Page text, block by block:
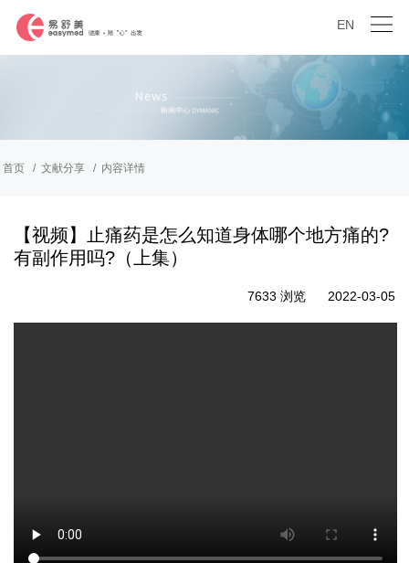
EN
首页 文献分享 内容详情
【视频】止痛药是怎么知道身体哪个地方痛的?
有副作用吗?（上集）
7633 浏览 2022-03-05